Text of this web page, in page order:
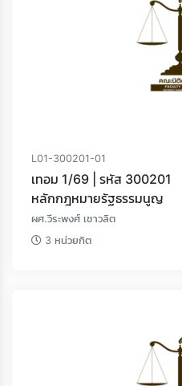
L01-300201-01
เทอม 1/69 | รหัส 300201
หลักกฎหมายรัฐธรรมนูญ
ผศ.วีระพงศ์ เชาวลิต
3 หน่วยกิต